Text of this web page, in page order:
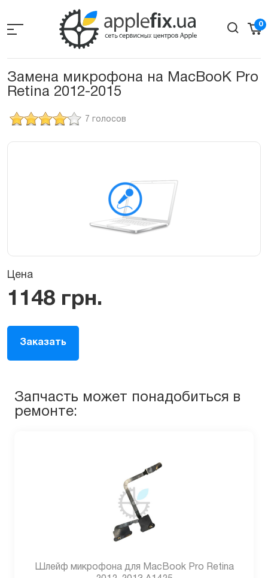
the
0
Замена микрофона на MacBooK Pro
Retina 2012-2015
7 голосов
Цена
1148 грн.
Заказать
Запчасть может понадобиться в
ремонте:
Шлейф микрофона для MacBook Pro Retina